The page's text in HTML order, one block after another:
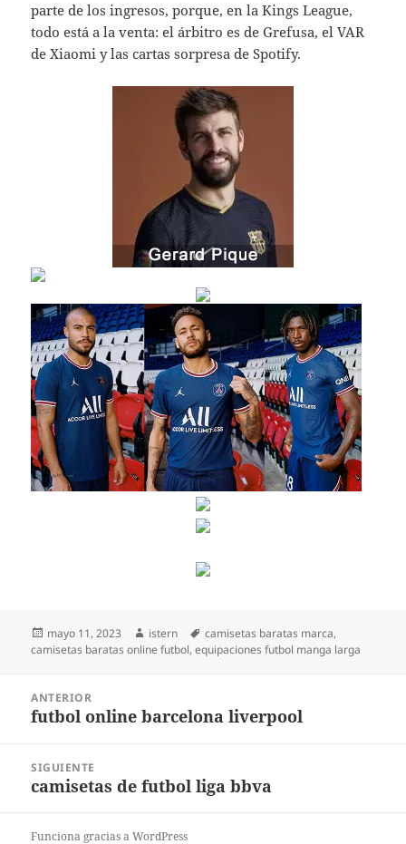
parte de los ingresos, porque, en la Kings League,
todo está a la venta: el árbitro es de Grefusa, el VAR
de Xiaomi y las cartas sorpresa de Spotify.
Publicado
el
mayo 11, 2023 Autor
istern Etiquetas
camisetas baratas marca,
camisetas baratas online futbol,equipaciones futbol manga larga
entradas
ANTERIOR
Entrada
futbol online barcelona liverpool
SIGUIENTE
Entrada
camisetas de futbol liga bbva
Funciona gracias a WordPress